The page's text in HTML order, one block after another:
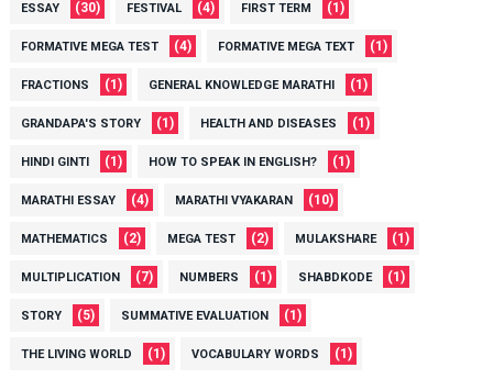
ESSAY (30) FESTIVAL (4) FIRST TERM (1)
FORMATIVE MEGA TEST (4) FORMATIVE MEGA TEXT (1)
FRACTIONS (1) GENERAL KNOWLEDGE MARATHI (1)
GRANDAPA'S STORY (1) HEALTH AND DISEASES (1)
HINDI GINTI (1) HOW TO SPEAK IN ENGLISH? (1)
MARATHI ESSAY (4) MARATHI VYAKARAN (10)
MATHEMATICS (2) MEGA TEST (2) MULAKSHARE (1)
MULTIPLICATION (7) NUMBERS (1) SHABDKODE (1)
STORY (5) SUMMATIVE EVALUATION (1)
THE LIVING WORLD (1) VOCABULARY WORDS (1)